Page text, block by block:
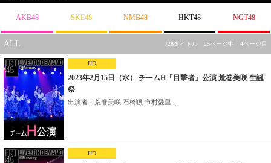
AKB48 SKE48 NMB48 HKT48 NGT48
ALL 728タイトル 25ページ中 4ページ目
HD
2023年2月15日（水） チームH「目撃者」公演 荒巻美咲 生誕
祭
出演者：荒巻美咲 石橋颯 市村愛里...
HD